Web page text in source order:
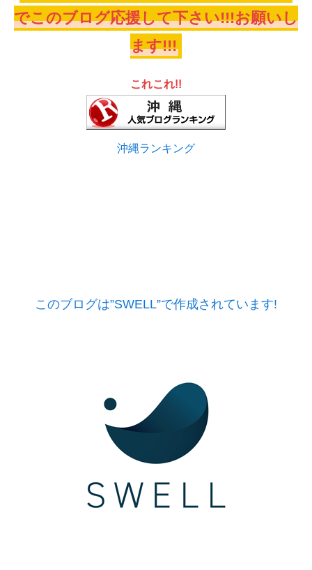
でこのブログ応援して下さい!!!お願いし
ます!!!
これこれ!!
沖縄ランキング
このブログは”SWELL”で作成されています!